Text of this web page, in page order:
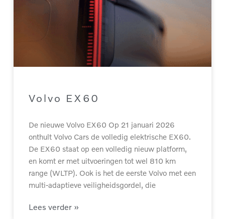
Volvo EX60
De nieuwe Volvo EX60 Op 21 januari 2026
onthult Volvo Cars de volledig elektrische EX60.
De EX60 staat op een volledig nieuw platform,
en komt er met uitvoeringen tot wel 810 km
range (WLTP). Ook is het de eerste Volvo met een
multi-adaptieve veiligheidsgordel, die
Lees verder »